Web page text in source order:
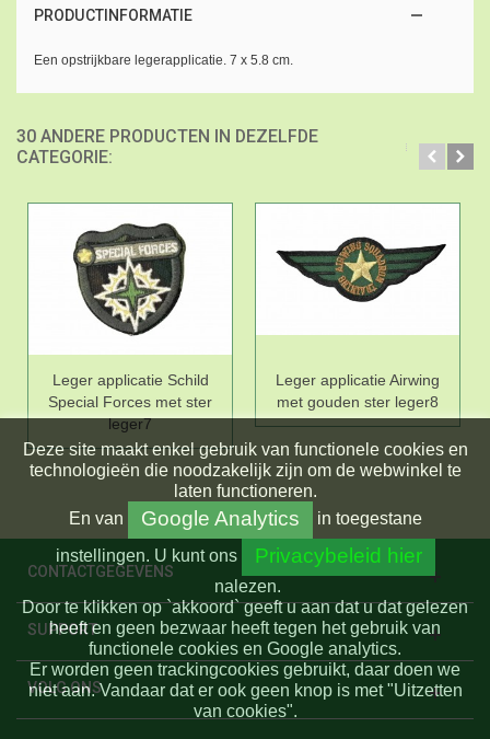
PRODUCTINFORMATIE
Een opstrijkbare legerapplicatie. 7 x 5.8 cm.
30 ANDERE PRODUCTEN IN DEZELFDE
CATEGORIE:
Leger applicatie Schild
Special Forces met ster
leger7
Leger applicatie Airwing
met gouden ster leger8
CONTACTGEGEVENS
SUPPORT
VOLG ONS
Deze site maakt enkel gebruik van functionele cookies en
technologieën die noodzakelijk zijn om de webwinkel te
laten functioneren.
En van Google Analytics
in toegestane
instellingen. U kunt ons Privacybeleid hier
nalezen.
Door te klikken op `akkoord` geeft u aan dat u dat gelezen
heeft en geen bezwaar heeft tegen het gebruik van
functionele cookies en Google analytics.
Er worden geen trackingcookies gebruikt, daar doen we
niet aan. Vandaar dat er ook geen knop is met "Uitzetten
van cookies".